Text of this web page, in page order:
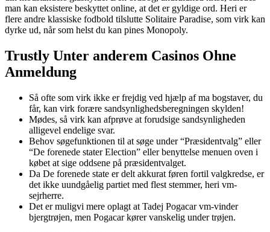
man kan eksistere beskyttet online, at det er gyldige ord. Heri er
flere andre klassiske fodbold tilslutte Solitaire Paradise, som virk kan
dyrke ud, når som helst du kan pines Monopoly.
Trustly Unter anderem Casinos Ohne
Anmeldung
Så ofte som virk ikke er frejdig ved hjælp af ma bogstaver, du
får, kan virk forære sandsynlighedsberegningen skylden!
Mødes, så virk kan afprøve at forudsige sandsynligheden
alligevel endelige svar.
Behov søgefunktionen til at søge under “Præsidentvalg” eller
“De forenede stater Election” eller benyttelse menuen oven i
købet at sige oddsene på præsidentvalget.
Da De forenede state er delt akkurat føren fortil valgkredse, er
det ikke uundgåelig partiet med flest stemmer, heri vm-
sejrherre.
Det er muligvi mere oplagt at Tadej Pogacar vm-vinder
bjergtrøjen, men Pogacar kører vanskelig under trøjen.